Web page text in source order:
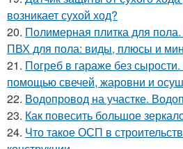
возникает сухой ход?
20. Полимерная плитка для
ПВХ для пола: виды, плюсы и
21. Погреб в гараже без
помощью свечей, жаровни и
22. Водопровод на участке.
23. Как повесить большое
24. Что такое ОСП в